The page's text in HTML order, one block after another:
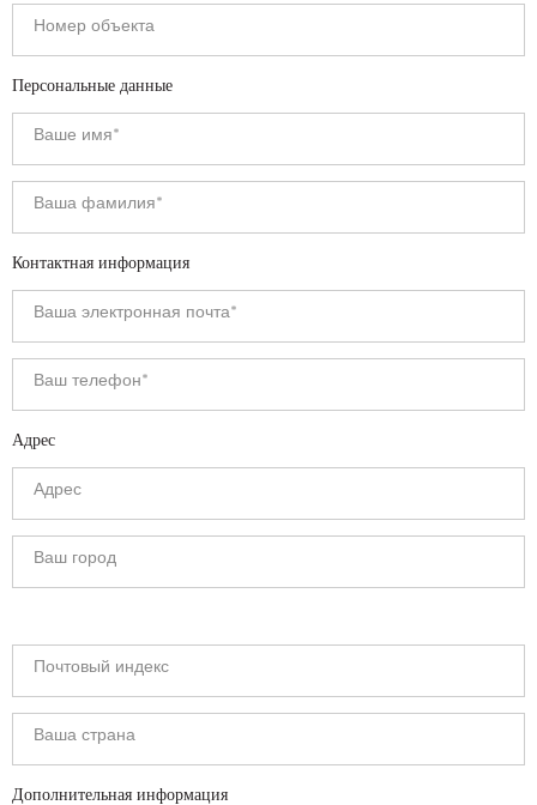
Персональные данные
Контактная информация
Адрес
Дополнительная информация